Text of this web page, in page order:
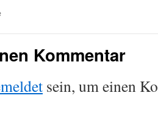
Kommentar
sein, um einen